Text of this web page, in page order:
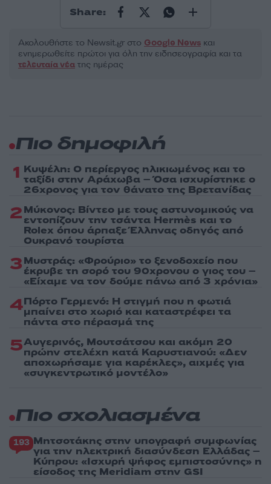
Share:
Ακολουθήστε το Νewsit.gr στο Google News και
ενημερωθείτε πρώτοι για όλη την ειδησεογραφία και τα
τελευταία νέα της ημέρας
Πιο δημοφιλή
1 Κυψέλη: Ο περίεργος ηλικιωμένος και το
ταξίδι στην Αράχωβα – Όσα ισχυρίστηκε ο
26χρονος για τον θάνατο της Βρετανίδας
2Μύκονος: Βίντεο με τους αστυνομικούς να
εντοπίζουν την τσάντα Hermès και το
Rolex όπου άρπαξε Έλληνας οδηγός από
Ουκρανό τουρίστα
3Μυστράς: «Φρούριο» το ξενοδοχείο που
έκρυβε τη σορό του 90χρονου ο γιος του –
«Είχαμε να τον δούμε πάνω από 3 χρόνια»
4Πόρτο Γερμενό: Η στιγμή που η φωτιά
μπαίνει στο χωριό και καταστρέφει τα
πάντα στο πέρασμά της
5Αυγερινός, Μουτσάτσου και ακόμη 20
πρώην στελέχη κατά Καρυστιανού: «Δεν
αποχωρήσαμε για καρέκλες», αιχμές για
«συγκεντρωτικό μοντέλο»
Πιο σχολιασμένα
193 Μητσοτάκης στην υπογραφή συμφωνίας
για την ηλεκτρική διασύνδεση Ελλάδας –
Κύπρου: «Ισχυρή ψήφος εμπιστοσύνης» η
είσοδος της Meridiam στην GSI